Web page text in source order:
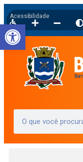
Barra de Ferramentas Aberta
Acessibilidade